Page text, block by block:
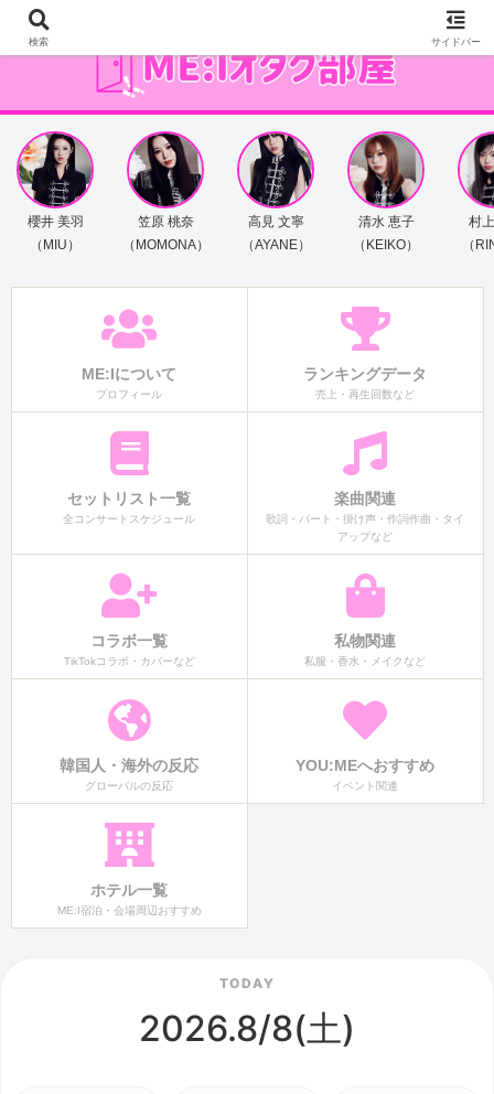
櫻井 美羽
（MIU）
笠原 桃奈
（MOMONA）
高見 文寧
（AYANE）
清水 恵子
（KEIKO）
村
（
ME:Iについて
プロフィール
ランキングデータ
売上・再生回数など
セットリスト一覧
全コンサートスケジュール
楽曲関連
歌詞・パート・掛け声・作詞作曲・タイ
アップなど
コラボ一覧
TikTokコラボ・カバーなど
私物関連
私服・香水・メイクなど
韓国人・海外の反応
グローバルの反応
YOU:MEへおすすめ
イベント関連
ホテル一覧
ME:I宿泊・会場周辺おすすめ
TODAY
2026.8/8(土)
検索 サイドバー